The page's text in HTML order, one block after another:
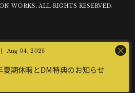
Aug 04, 2026
夏期休暇とDM特典のお知らせ
WORKS. ALL RIGHTS RESERVED.